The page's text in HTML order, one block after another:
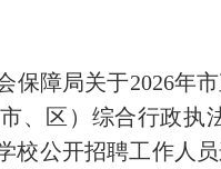
局关于2026年市
、区）综合行政
校公开招聘工作人